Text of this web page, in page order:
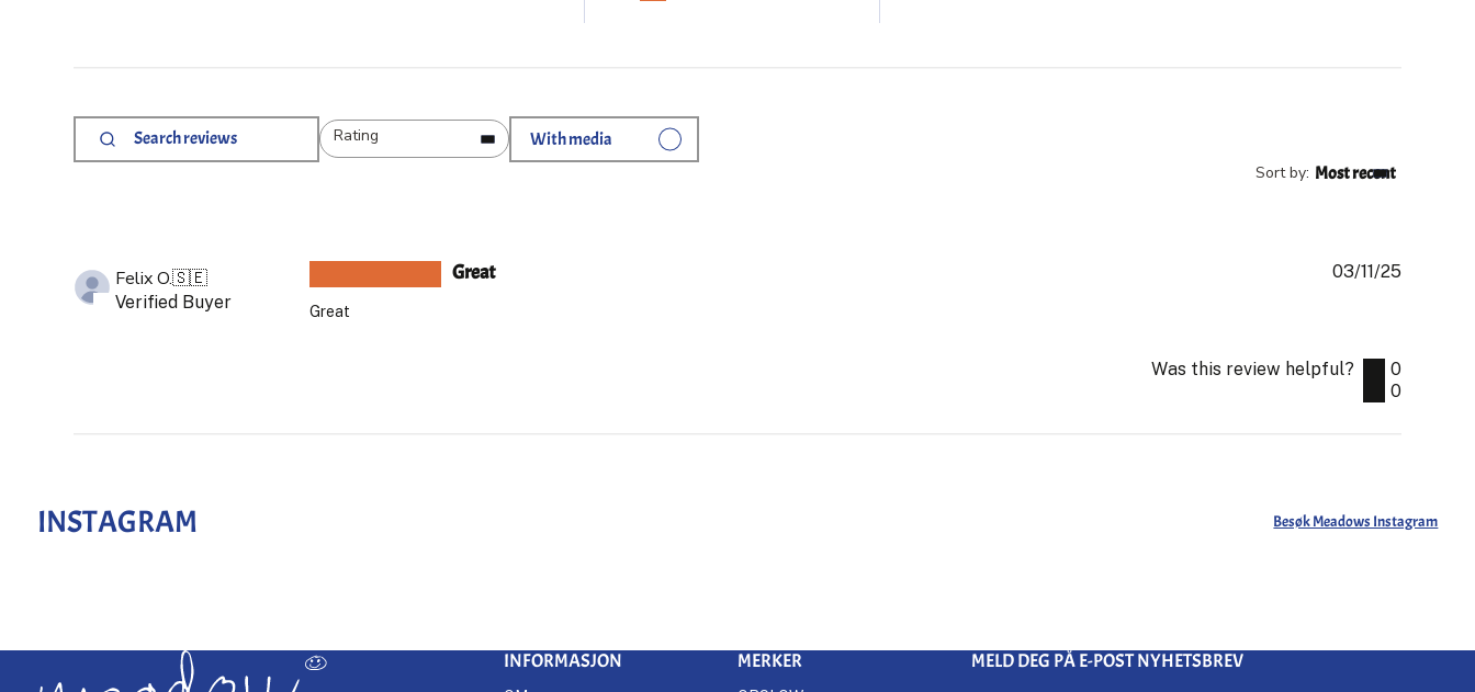
Search
Rating With media
Sort by: Most recent
Felix O.🇸🇪
Verified Buyer
Great
Great
03/11/25
Was this review helpful?
0
0
INSTAGRAM Besøk Meadows Instagram
MELD DEG PÅ E-POST NYHETSBREV
INFORMASJON MERKER